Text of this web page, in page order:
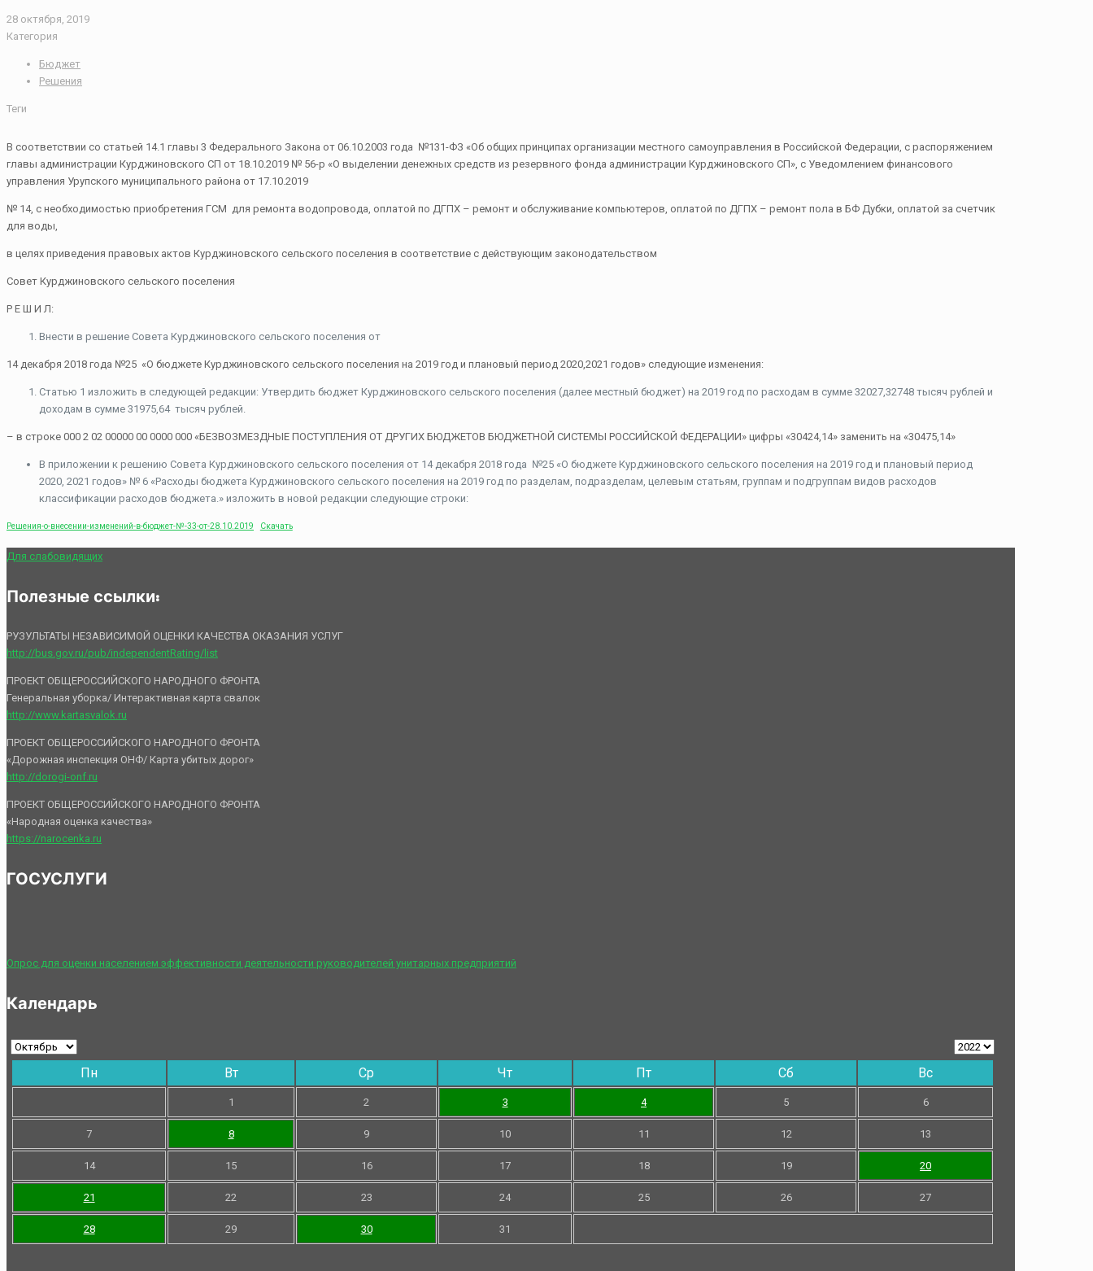
28 октября, 2019
Категория
Бюджет
Решения
Теги
В соответствии со статьей 14.1 главы 3 Федерального Закона от 06.10.2003 года №131-ФЗ «Об общих принципах организации местного самоуправления в Российской Федерации, с распоряжением
главы администрации Курджиновского СП от 18.10.2019 № 56-р «О выделении денежных средств из резервного фонда администрации Курджиновского СП», с Уведомлением финансового
управления Урупского муниципального района от 17.10.2019
№ 14, с необходимостью приобретения ГСМ для ремонта водопровода, оплатой по ДГПХ – ремонт и обслуживание компьютеров, оплатой по ДГПХ – ремонт пола в БФ Дубки, оплатой за счетчик
для воды,
в целях приведения правовых актов Курджиновского сельского поселения в соответствие с действующим законодательством
Совет Курджиновского сельского поселения
Р Е Ш И Л:
Внести в решение Совета Курджиновского сельского поселения от
14 декабря 2018 года №25 «О бюджете Курджиновского сельского поселения на 2019 год и плановый период 2020,2021 годов» следующие изменения:
Статью 1 изложить в следующей редакции: Утвердить бюджет Курджиновского сельского поселения (далее местный бюджет) на 2019 год по расходам в сумме 32027,32748 тысяч рублей и
доходам в сумме 31975,64 тысяч рублей.
– в строке 000 2 02 00000 00 0000 000 «БЕЗВОЗМЕЗДНЫЕ ПОСТУПЛЕНИЯ ОТ ДРУГИХ БЮДЖЕТОВ БЮДЖЕТНОЙ СИСТЕМЫ РОССИЙСКОЙ ФЕДЕРАЦИИ» цифры «30424,14» заменить на «30475,14»
В приложении к решению Совета Курджиновского сельского поселения от 14 декабря 2018 года №25 «О бюджете Курджиновского сельского поселения на 2019 год и плановый период
2020, 2021 годов» № 6 «Расходы бюджета Курджиновского сельского поселения на 2019 год по разделам, подразделам, целевым статьям, группам и подгруппам видов расходов
классификации расходов бюджета.» изложить в новой редакции следующие строки:
Решения-о-внесении-изменений-в-бюджет-№-33-от-28.10.2019 Скачать
Для слабовидящих
Полезные ссылки:
РУЗУЛЬТАТЫ НЕЗАВИСИМОЙ ОЦЕНКИ КАЧЕСТВА ОКАЗАНИЯ УСЛУГ
http://bus.gov.ru/pub/independentRating/list
ПРОЕКТ ОБЩЕРОССИЙСКОГО НАРОДНОГО ФРОНТА
Генеральная уборка/ Интерактивная карта свалок
http://www.kartasvalok.ru
ПРОЕКТ ОБЩЕРОССИЙСКОГО НАРОДНОГО ФРОНТА
«Дорожная инспекция ОНФ/ Карта убитых дорог»
http://dorogi-onf.ru
ПРОЕКТ ОБЩЕРОССИЙСКОГО НАРОДНОГО ФРОНТА
«Народная оценка качества»
https://narocenka.ru
ГОСУСЛУГИ
Опрос для оценки населением эффективности деятельности руководителей унитарных предприятий
Календарь
Пн Вт Ср Чт Пт Сб Вс
1 2 3 4 5 6
7 8 9 10 11 12 13
14 15 16 17 18 19 20
21 22 23 24 25 26 27
28 29 30 31